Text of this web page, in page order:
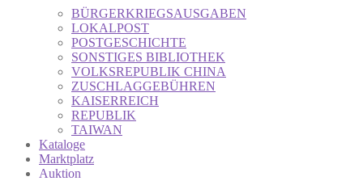
BÜRGERKRIEGSAUSGABEN
LOKALPOST
POSTGESCHICHTE
SONSTIGES BIBLIOTHEK
VOLKSREPUBLIK CHINA
ZUSCHLAGGEBÜHREN
KAISERREICH
REPUBLIK
TAIWAN
Kataloge
Marktplatz
Auktion